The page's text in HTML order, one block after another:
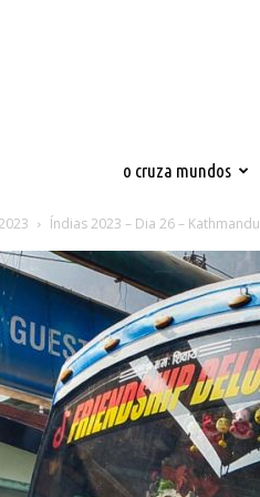
o cruza mundos
Índias 2023 – Dia 26 – Kathmandu